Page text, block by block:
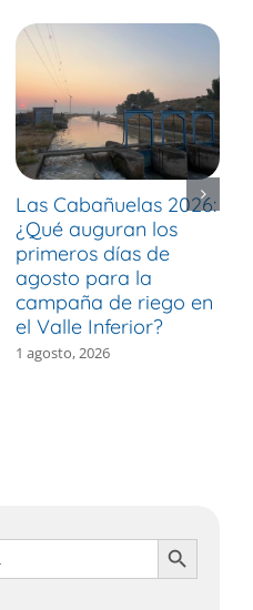
Las Cabañuelas 2026:
¿Qué auguran los
primeros días de
agosto para la
campaña de riego en
el Valle Inferior?
1 agosto, 2026
Botón de búsqueda